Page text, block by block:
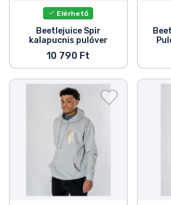
Elérhető
Beetlejuice Spir
kalapucnis pulóver
10 790 Ft